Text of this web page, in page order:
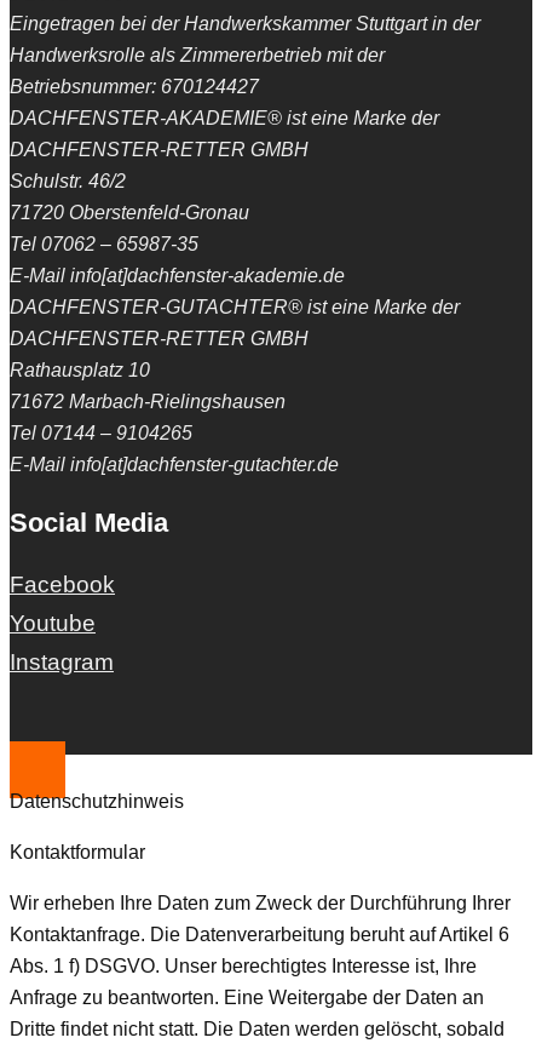
Eingetragen bei der Handwerkskammer Stuttgart in der
Handwerksrolle als Zimmererbetrieb mit der
Betriebsnummer: 670124427
DACHFENSTER-AKADEMIE® ist eine Marke der
DACHFENSTER-RETTER GMBH
Schulstr. 46/2
71720 Oberstenfeld-Gronau
Tel 07062 – 65987-35
E-Mail info[at]dachfenster-akademie.de
DACHFENSTER-GUTACHTER® ist eine Marke der
DACHFENSTER-RETTER GMBH
Rathausplatz 10
71672 Marbach-Rielingshausen
Tel 07144 – 9104265
E-Mail info[at]dachfenster-gutachter.de
Social Media
Facebook
Youtube
Instagram
Datenschutzhinweis
Kontaktformular
Wir erheben Ihre Daten zum Zweck der Durchführung Ihrer
Kontaktanfrage. Die Datenverarbeitung beruht auf Artikel 6
Abs. 1 f) DSGVO. Unser berechtigtes Interesse ist, Ihre
Anfrage zu beantworten. Eine Weitergabe der Daten an
Dritte findet nicht statt. Die Daten werden gelöscht, sobald